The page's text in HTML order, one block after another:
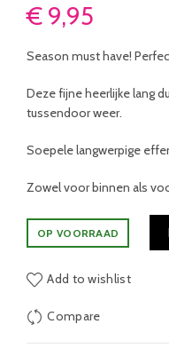
€ 9,95
Season must have!
Deze fijne heerlijke lang
tussendoor weer.
Soepele langwerpige
Zowel voor binnen als
OP VOORRAAD
Add to wishlist
Compare